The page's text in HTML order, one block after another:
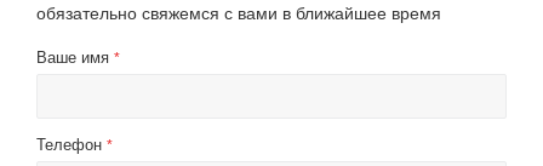
обязательно свяжемся с вами в ближайшее время
Ваше имя *
Телефон *